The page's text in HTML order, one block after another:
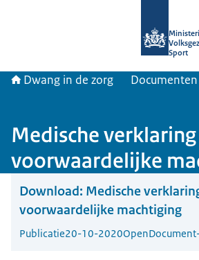
Sport
Dwang in de zorg Documenten
Medische verklaring
voorwaardelijke
Download: Medische
voorwaardelijke machtiging
Publicatie20-10-2020